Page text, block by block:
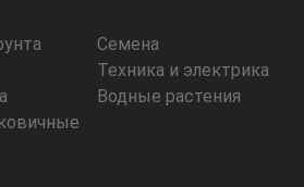
Семена
Техника и электрика
Водные растения